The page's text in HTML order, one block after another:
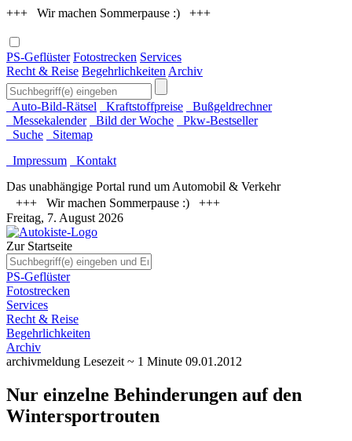
+++ Wir machen Sommerpause :) +++
PS-Geflüster Fotostrecken Services
Recht & Reise Begehrlichkeiten Archiv
Auto-Bild-Rätsel Kraftstoffpreise
Bußgeldrechner
Messekalender
Bild der Woche
Pkw-Bestseller
Suche
Sitemap
Impressum
Kontakt
Das unabhängige Portal rund um Automobil & Verkehr
+++ Wir machen Sommerpause :) +++
Freitag, 7. August 2026
Zur Startseite
PS-Geflüster
Fotostrecken
Services
Recht & Reise
Begehrlichkeiten
Archiv
archivmeldung Lesezeit ~ 1 Minute 09.01.2012
Nur einzelne Behinderungen auf den
Wintersportrouten